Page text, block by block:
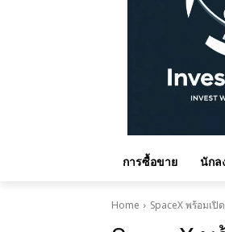
การซื้อขาย นักล
Home SpaceX พร้อมเปิ